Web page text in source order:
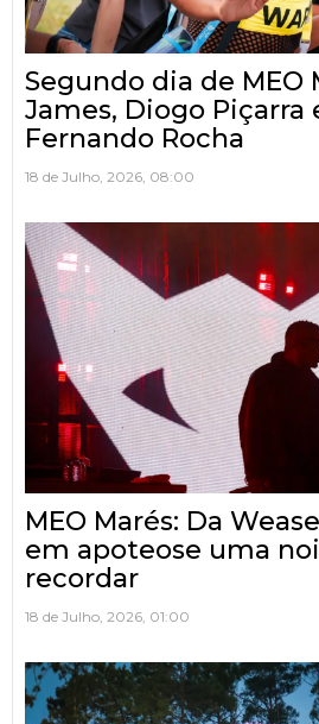
Segundo dia de MEO
James, Diogo Piçarra
Fernando Rocha
18 de Julho, 2026, 08:00
MEO Marés: Da
em apoteose uma
recordar
18 de Julho, 2026, 01:00